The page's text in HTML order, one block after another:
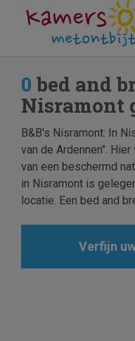
0 bed and
Nisramont
B&B's Nisramont: In
van de Ardennen".
van een beschermd
in Nisramont is
locatie. Een bed and
Verfijn